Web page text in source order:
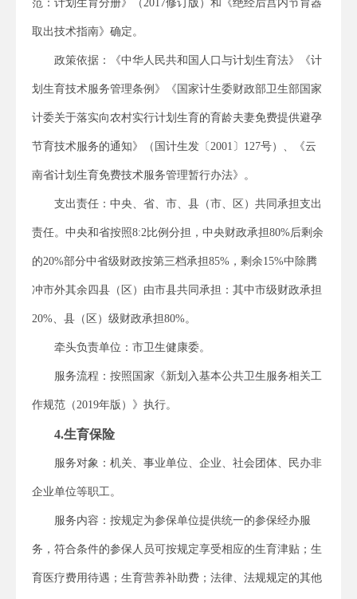
范：计划生育分册》（2017修订版）和《绝经后宫内节育器
取出技术指南》确定。
政策依据：《中华人民共和国人口与计划生育法》《计
划生育技术服务管理条例》《国家计生委财政部卫生部国家
计委关于落实向农村实行计划生育的育龄夫妻免费提供避孕
节育技术服务的通知》（国计生发〔2001〕127号）、《云
南省计划生育免费技术服务管理暂行办法》。
支出责任：中央、省、市、县（市、区）共同承担支出
责任。中央和省按照8:2比例分担，中央财政承担80%后剩余
的20%部分中省级财政按第三档承担85%，剩余15%中除腾
冲市外其余四县（区）由市县共同承担：其中市级财政承担
20%、县（区）级财政承担80%。
牵头负责单位：市卫生健康委。
服务流程：按照国家《新划入基本公共卫生服务相关工
作规范（2019年版）》执行。
4.生育保险
服务对象：机关、事业单位、企业、社会团体、民办非
企业单位等职工。
服务内容：按规定为参保单位提供统一的参保经办服
务，符合条件的参保人员可按规定享受相应的生育津贴；生
育医疗费用待遇；生育营养补助费；法律、法规规定的其他